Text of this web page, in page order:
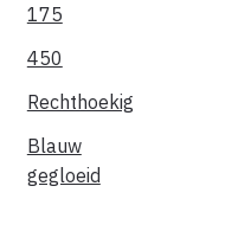
175
450
Rechthoekig
Blauw
gegloeid